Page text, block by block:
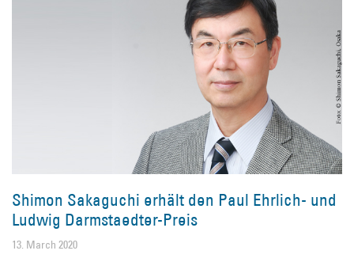
Shimon Sakaguchi erhält den Paul Ehrlich- und
Ludwig Darmstaedter-Preis
13. March 2020